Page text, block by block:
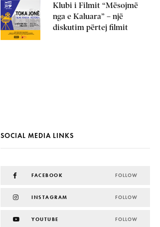
Klubi i Filmit “Mësojmë
nga e Kaluara” – një
diskutim përtej filmit
SOCIAL MEDIA LINKS
FACEBOOK FOLLOW
INSTAGRAM FOLLOW
YOUTUBE FOLLOW